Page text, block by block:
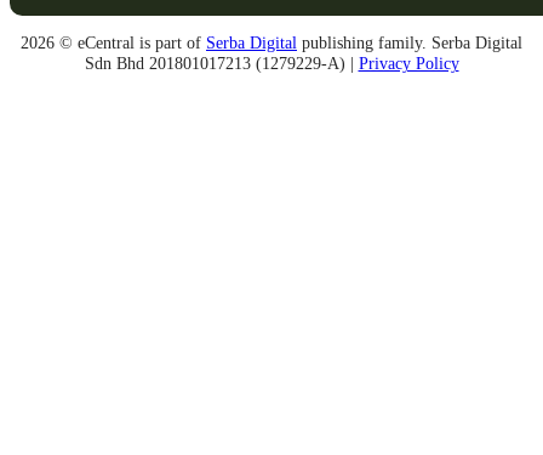
2026 © eCentral is part of Serba Digital publishing family. Serba Digital
Sdn Bhd 201801017213 (1279229-A) | Privacy Policy